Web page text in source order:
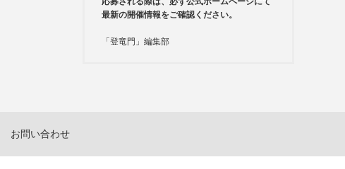
最新の開催情報をご確認ください。
「登竜門」編集部
お問い合わせ